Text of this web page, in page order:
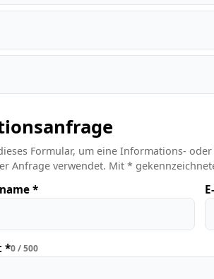
Formular, um eine Informations-
Anfrage verwendet. Mit *
*
*0 / 500